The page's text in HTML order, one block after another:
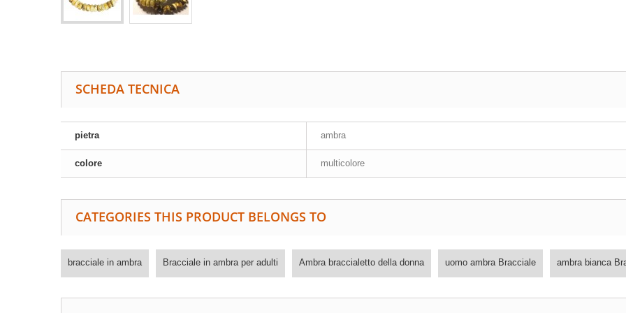
SCHEDA TECNICA
pietra ambra
colore multicolore
CATEGORIES THIS PRODUCT BELONGS TO
bracciale in ambra Bracciale in ambra per adulti Ambra braccialetto della donna uomo ambra Bracciale ambra bianca